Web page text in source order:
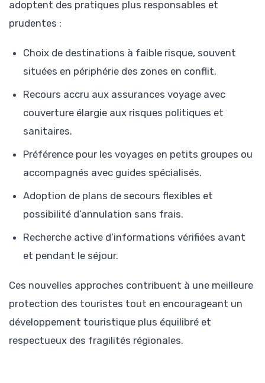
adoptent des pratiques plus responsables et
prudentes :
Choix de destinations à faible risque, souvent
situées en périphérie des zones en conflit.
Recours accru aux assurances voyage avec
couverture élargie aux risques politiques et
sanitaires.
Préférence pour les voyages en petits groupes ou
accompagnés avec guides spécialisés.
Adoption de plans de secours flexibles et
possibilité d’annulation sans frais.
Recherche active d’informations vérifiées avant
et pendant le séjour.
Ces nouvelles approches contribuent à une meilleure
protection des touristes tout en encourageant un
développement touristique plus équilibré et
respectueux des fragilités régionales.